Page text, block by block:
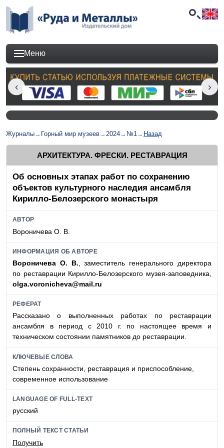
Меню
Журналы→ Горный мир музеев→2024→ №1→ Назад
АРХИТЕКТУРА. ФРЕСКИ. РЕСТАВРАЦИЯ
Об основных этапах работ по сохранению
объектов культурного наследия ансамбля
Кирилло-Белозерского монастыря
АВТОР
Вороничева О. В.
ИНФОРМАЦИЯ ОБ АВТОРЕ
Вороничева О. В. , заместитель генерального директора
по реставрации Кирилло-Белозерского музея-заповедника,
olga.voronicheva@mail.ru
РЕФЕРАТ
Рассказано о выполненных работах по реставрации
ансамбля в период с 2010 г. по настоящее время и
техническом состоянии памятников до реставрации.
КЛЮЧЕВЫЕ СЛОВА
Степень сохранности, реставрация и приспособление,
современное использование
LANGUAGE OF FULL-TEXT
русский
ПОЛНЫЙ ТЕКСТ СТАТЬИ
Получить